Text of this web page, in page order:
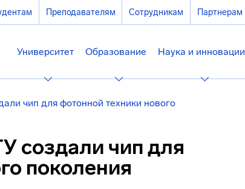
Преподавателям Сотрудникам Партнерам
Университет Образование Наука и инновации
чип для фотонной техники нового
создали чип для
поколения